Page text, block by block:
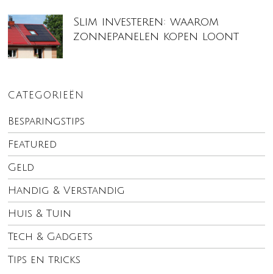
Slim investeren: waarom
zonnepanelen kopen loont
CATEGORIEËN
Besparingstips
Featured
Geld
Handig & Verstandig
Huis & Tuin
Tech & Gadgets
Tips en tricks